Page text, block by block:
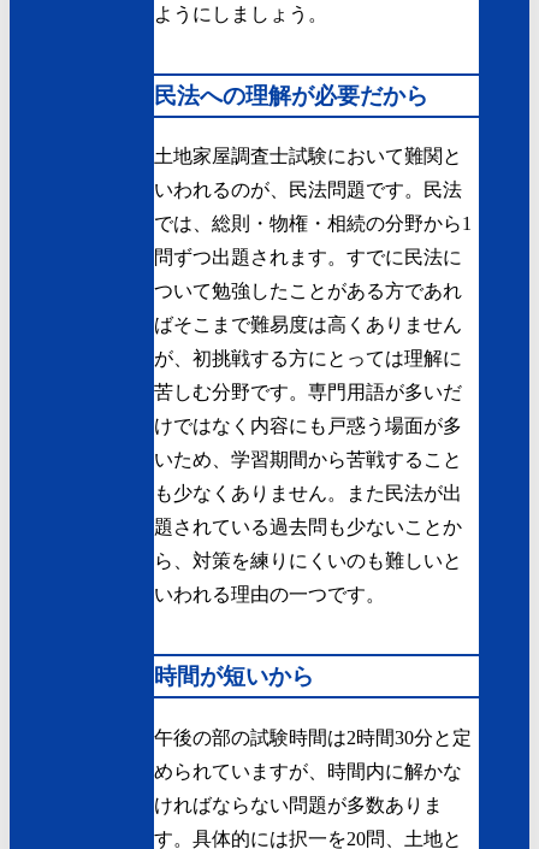
ようにしましょう。
民法への理解が必要だから
土地家屋調査士試験において難関と
いわれるのが、民法問題です。民法
では、総則・物権・相続の分野から1
問ずつ出題されます。すでに民法に
ついて勉強したことがある方であれ
ばそこまで難易度は高くありません
が、初挑戦する方にとっては理解に
苦しむ分野です。専門用語が多いだ
けではなく内容にも戸惑う場面が多
いため、学習期間から苦戦すること
も少なくありません。また民法が出
題されている過去問も少ないことか
ら、対策を練りにくいのも難しいと
いわれる理由の一つです。
時間が短いから
午後の部の試験時間は2時間30分と定
められていますが、時間内に解かな
ければならない問題が多数ありま
す。具体的には択一を20問、土地と